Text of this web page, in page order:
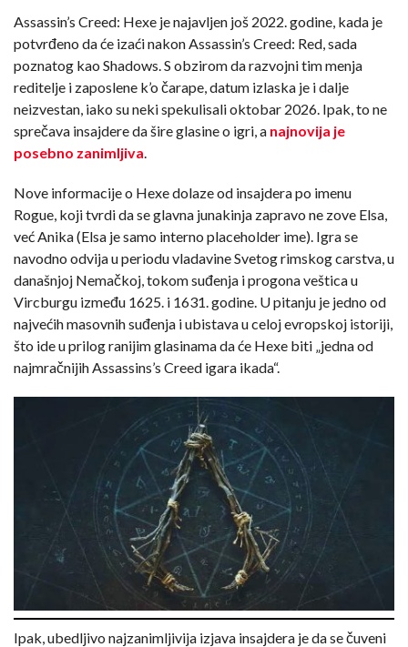
Assassin’s Creed: Hexe je najavljen još 2022. godine, kada je
potvrđeno da će izaći nakon Assassin’s Creed: Red, sada
poznatog kao Shadows. S obzirom da razvojni tim menja
reditelje i zaposlene k’o čarape, datum izlaska je i dalje
neizvestan, iako su neki spekulisali oktobar 2026. Ipak, to ne
sprečava insajdere da šire glasine o igri, a najnovija je
posebno zanimljiva
Nove informacije o Hexe dolaze od insajdera po imenu
Rogue, koji tvrdi da se glavna junakinja zapravo ne zove Elsa,
već Anika (Elsa je samo interno placeholder ime). Igra se
navodno odvija u periodu vladavine Svetog rimskog carstva, u
današnjoj Nemačkoj, tokom suđenja i progona veštica u
Vircburgu između 1625. i 1631. godine. U pitanju je jedno od
najvećih masovnih suđenja i ubistava u celoj evropskoj istoriji,
što ide u prilog ranijim glasinama da će Hexe biti „jedna od
najmračnijih Assassins’s Creed igara ikada“.
Ipak, ubedljivo najzanimljivija izjava insajdera je da se čuveni